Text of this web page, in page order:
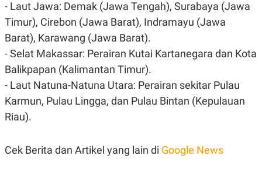
G
A
N
A
C
T
A
R
A
E
I
T
E
N
E
P
R
A
D
R
T
- Laut Jawa: Demak (Jawa Tengah), Surabaya (Jawa
Timur), Cirebon (Jawa Barat), Indramayu (Jawa
Barat), Karawang (Jawa Barat).
- Selat Makassar: Perairan Kutai Kartanegara dan Kota
Balikpapan (Kalimantan Timur).
- Laut Natuna-Natuna Utara: Perairan sekitar Pulau
Karmun, Pulau Lingga, dan Pulau Bintan (Kepulauan
Riau).
Cek Berita dan Artikel yang lain di Google News